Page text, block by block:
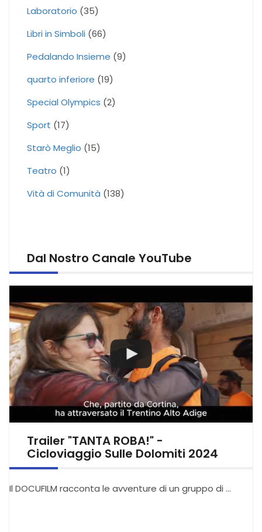
Laboratorio (35)
Libri in Simboli (66)
Pedalando Insieme (9)
quarto inferiore (19)
Special Olympics (2)
Sport (17)
Starò Meglio (15)
Teatro (1)
Vità di Comunità (138)
Dal Nostro Canale YouTube
Trailer "TANTA ROBA!" -
Cicloviaggio Sulle Dolomiti 2024
Il DOCUFILM racconta le avventure di un gruppo di …